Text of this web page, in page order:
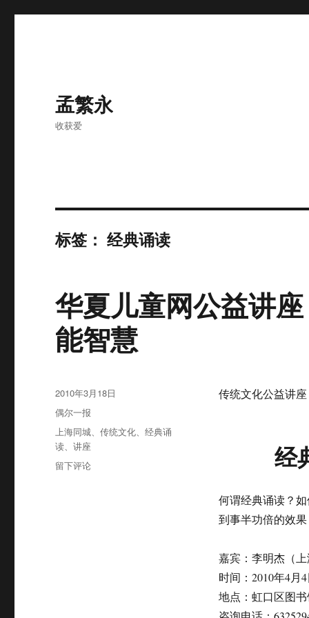
孟繁永
收获爱
标签：经典诵读
华夏儿童网公益讲
能智慧
传统文化公益讲座
经
何谓经典诵读？
到事半功倍的效果
嘉宾：李明杰（
时间：2010年4月
地点：虹口区图
发
布
于
2010年3月18日
分
类
偶尔一报
标
签
上海同城、传统文化、经典诵
读、讲座
于
留下评论